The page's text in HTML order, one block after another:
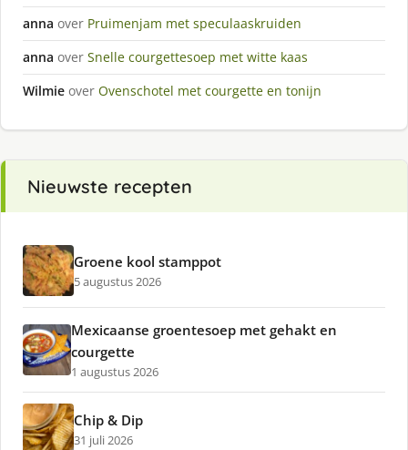
anna over Pruimenjam met speculaaskruiden
anna over Snelle courgettesoep met witte kaas
Wilmie over Ovenschotel met courgette en tonijn
Nieuwste recepten
Groene kool stamppot
5 augustus 2026
Mexicaanse groentesoep met gehakt en
courgette
1 augustus 2026
Chip & Dip
31 juli 2026